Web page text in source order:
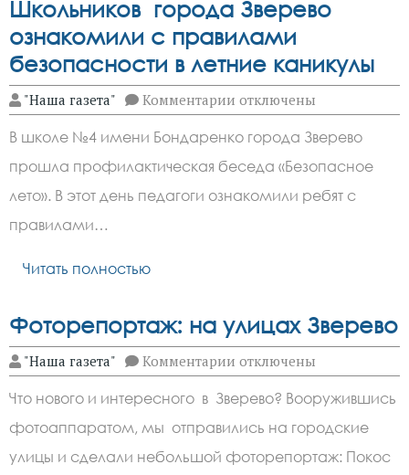
Школьников города Зверево
ознакомили с правилами
безопасности в летние каникулы
"Наша газета" Комментарии к
записи
Школьников
города
Зверево
ознакомили
с
правилами
отключены
В школе №4 имени Бондаренко города Зверево
прошла профилактическая беседа «Безопасное
лето». В этот день педагоги ознакомили ребят с
правилами…
Читать полностью
Фоторепортаж: на улицах Зверево
"Наша газета" Комментарии к
записи
Фоторепортаж:
на
улицах
Зверево
отключены
Что нового и интересного в Зверево? Вооружившись
фотоаппаратом, мы отправились на городские
улицы и сделали небольшой фоторепортаж: Покос